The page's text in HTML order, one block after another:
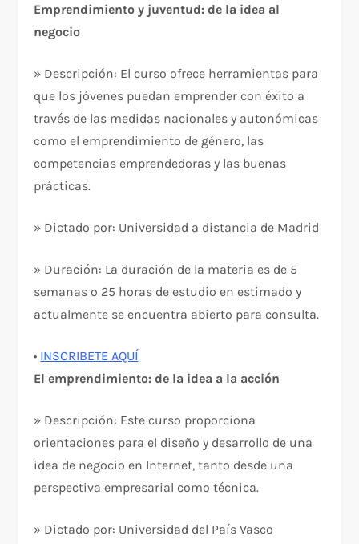
Emprendimiento y juventud: de la idea al
negocio
» Descripción: El curso ofrece herramientas para
que los jóvenes puedan emprender con éxito a
través de las medidas nacionales y autonómicas
como el emprendimiento de género, las
competencias emprendedoras y las buenas
prácticas.
» Dictado por: Universidad a distancia de Madrid
» Duración: La duración de la materia es de 5
semanas o 25 horas de estudio en estimado y
actualmente se encuentra abierto para consulta.
• INSCRIBETE AQUÍ
El emprendimiento: de la idea a la acción
» Descripción: Este curso proporciona
orientaciones para el diseño y desarrollo de una
idea de negocio en Internet, tanto desde una
perspectiva empresarial como técnica.
» Dictado por: Universidad del País Vasco